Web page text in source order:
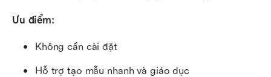
Ưu điểm:
Không cần cài đặt
Hỗ trợ tạo mẫu nhanh và giáo dục